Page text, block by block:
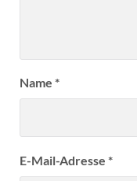
Name *
E-Mail-Adresse *